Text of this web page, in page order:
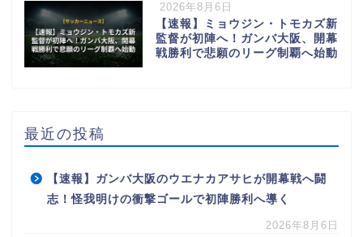
2026年8月6日
【速報】ミョウジン・トモカズ新
監督が初陣へ！ガンバ大阪、開幕
戦勝利で悲願のリーグ制覇へ始動
最近の投稿
【速報】ガンバ大阪のウエナカアサヒが開幕戦へ闘
志！怪我明けの衝撃ゴールで初陣勝利へ導く
2026年8月6日